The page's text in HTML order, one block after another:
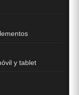
y tablet